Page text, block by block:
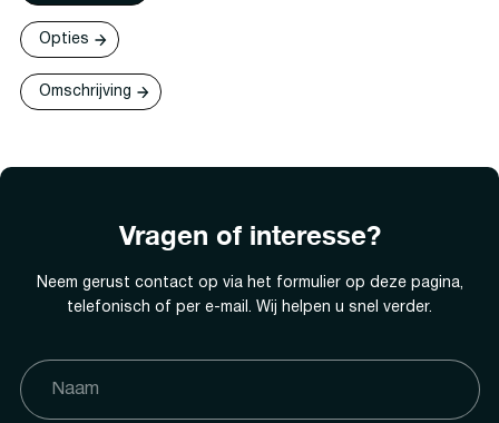
Opties
Omschrijving
Vragen of interesse?
Neem gerust contact op via het formulier op deze pagina,
telefonisch of per e-mail. Wij helpen u snel verder.